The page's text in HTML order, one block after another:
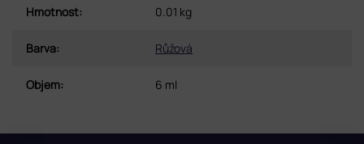
Hmotnost: 0.01 kg
Barva: Růžová
Objem: 6 ml